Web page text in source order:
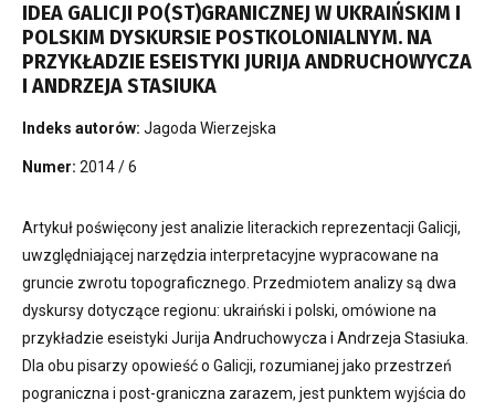
IDEA GALICJI PO(ST)GRANICZNEJ W UKRAIŃSKIM I
POLSKIM DYSKURSIE POSTKOLONIALNYM. NA
PRZYKŁADZIE ESEISTYKI JURIJA ANDRUCHOWYCZA
I ANDRZEJA STASIUKA
Indeks autorów: Jagoda Wierzejska
Numer: 2014 / 6
Artykuł poświęcony jest analizie literackich reprezentacji Galicji,
uwzględniającej narzędzia interpretacyjne wypracowane na
gruncie zwrotu topograficznego. Przedmiotem analizy są dwa
dyskursy dotyczące regionu: ukraiński i polski, omówione na
przykładzie eseistyki Jurija Andruchowycza i Andrzeja Stasiuka.
Dla obu pisarzy opowieść o Galicji, rozumianej jako przestrzeń
pograniczna i post-graniczna zarazem, jest punktem wyjścia do